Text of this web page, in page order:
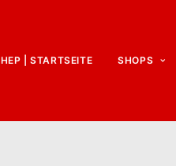
HEP | STARTSEITE SHOPS